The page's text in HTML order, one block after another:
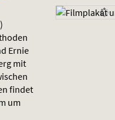
Ernie
mit
findet
um